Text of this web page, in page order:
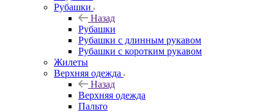
Рубашки
Назад
Рубашки
Рубашки с длинным рукавом
Рубашки с коротким рукавом
Жилеты
Верхняя одежда
Назад
Верхняя одежда
Пальто